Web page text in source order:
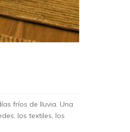
fríos de lluvia. Una
los textiles, los